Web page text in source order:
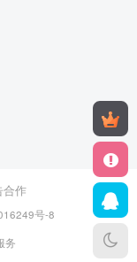
合作
号-8
务